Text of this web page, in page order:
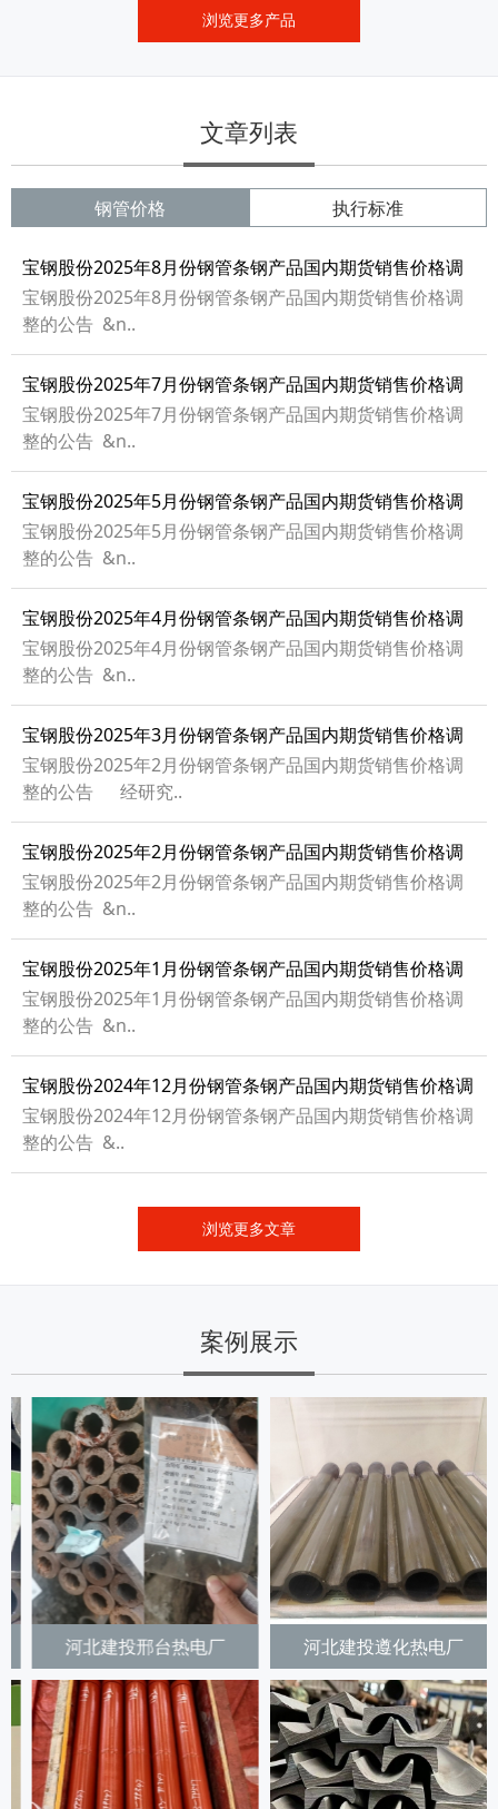
浏览更多产品
文章列表
钢管价格 执行标准
宝钢股份2025年8月份钢管条钢产品国内期货销售价格调
整的公告
宝钢股份2025年8月份钢管条钢产品国内期货销售价格调
整的公告 &n..
宝钢股份2025年7月份钢管条钢产品国内期货销售价格调
整的公告
宝钢股份2025年7月份钢管条钢产品国内期货销售价格调
整的公告 &n..
宝钢股份2025年5月份钢管条钢产品国内期货销售价格调
整的公告
宝钢股份2025年5月份钢管条钢产品国内期货销售价格调
整的公告 &n..
宝钢股份2025年4月份钢管条钢产品国内期货销售价格调
整的公告
宝钢股份2025年4月份钢管条钢产品国内期货销售价格调
整的公告 &n..
宝钢股份2025年3月份钢管条钢产品国内期货销售价格调
整的公告
宝钢股份2025年2月份钢管条钢产品国内期货销售价格调
整的公告 经研究..
宝钢股份2025年2月份钢管条钢产品国内期货销售价格调
整的公告
宝钢股份2025年2月份钢管条钢产品国内期货销售价格调
整的公告 &n..
宝钢股份2025年1月份钢管条钢产品国内期货销售价格调
整的公告
宝钢股份2025年1月份钢管条钢产品国内期货销售价格调
整的公告 &n..
宝钢股份2024年12月份钢管条钢产品国内期货销售价格调
整的公告
宝钢股份2024年12月份钢管条钢产品国内期货销售价格调
整的公告 &..
浏览更多文章
案例展示
河北建投遵化热电厂 河南金大地公司热电厂